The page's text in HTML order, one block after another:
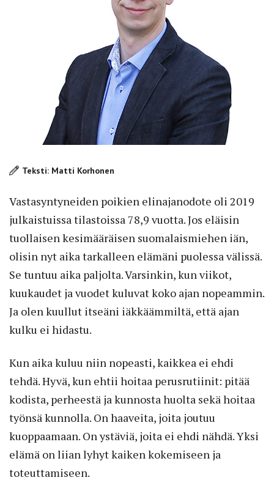
Teksti: Matti Korhonen
Vastasyntyneiden poikien elinajanodote oli 2019
julkaistuissa tilastoissa 78,9 vuotta. Jos eläisin
tuollaisen kesimääräisen suomalaismiehen iän,
olisin nyt aika tarkalleen elämäni puolessa välissä.
Se tuntuu aika paljolta. Varsinkin, kun viikot,
kuukaudet ja vuodet kuluvat koko ajan nopeammin.
Ja olen kuullut itseäni iäkkäämmiltä, että ajan
kulku ei hidastu.
Kun aika kuluu niin nopeasti, kaikkea ei ehdi
tehdä. Hyvä, kun ehtii hoitaa perusrutiinit: pitää
kodista, perheestä ja kunnosta huolta sekä hoitaa
työnsä kunnolla. On haaveita, joita joutuu
kuoppaamaan. On ystäviä, joita ei ehdi nähdä. Yksi
elämä on liian lyhyt kaiken kokemiseen ja
toteuttamiseen.